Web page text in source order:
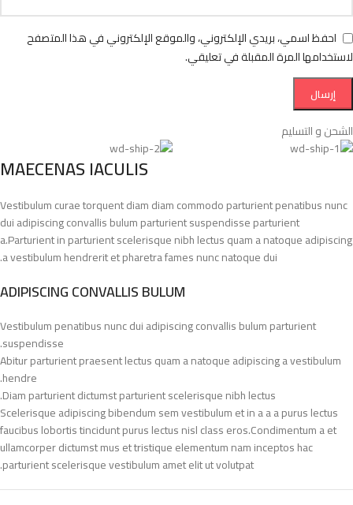
احفظ اسمي، بريدي الإلكتروني، والموقع الإلكتروني في هذا المتصفح
لاستخدامها المرة المقبلة في تعليقي.
الشحن و التسليم
MAECENAS IACULIS
Vestibulum curae torquent diam diam commodo parturient penatibus nunc
dui adipiscing convallis bulum parturient suspendisse parturient
a.Parturient in parturient scelerisque nibh lectus quam a natoque adipiscing
a vestibulum hendrerit et pharetra fames nunc natoque dui.
ADIPISCING CONVALLIS BULUM
Vestibulum penatibus nunc dui adipiscing convallis bulum parturient
suspendisse.
Abitur parturient praesent lectus quam a natoque adipiscing a vestibulum
hendre.
Diam parturient dictumst parturient scelerisque nibh lectus.
Scelerisque adipiscing bibendum sem vestibulum et in a a a purus lectus
faucibus lobortis tincidunt purus lectus nisl class eros.Condimentum a et
ullamcorper dictumst mus et tristique elementum nam inceptos hac
parturient scelerisque vestibulum amet elit ut volutpat.